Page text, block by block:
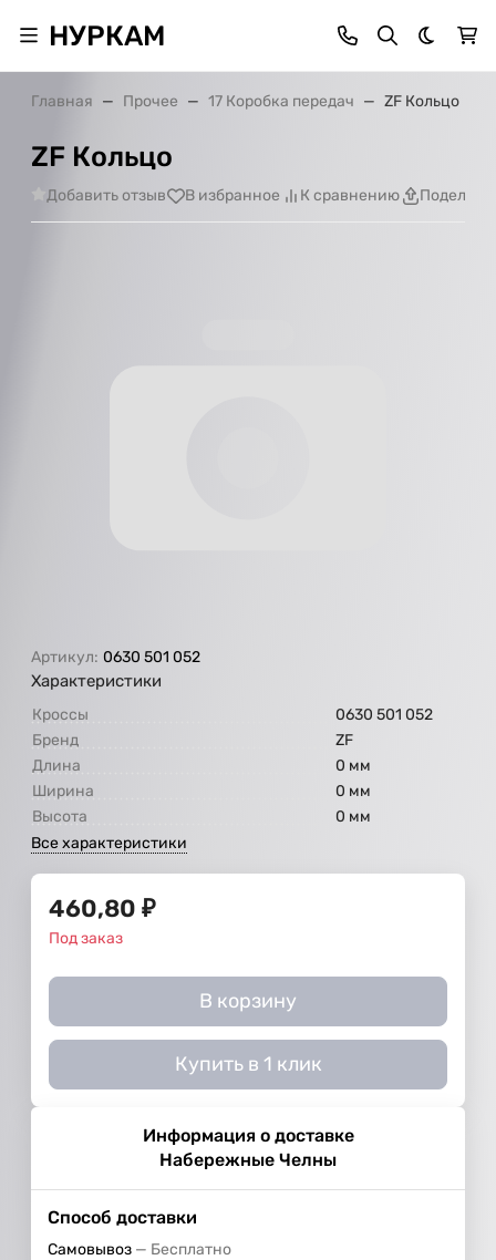
НУРКАМ Темная
Главная Прочее 17 Коробка передач ZF Кольцо
ZF Кольцо
Добавить отзыв В избранное К сравнению
Артикул: 0630 501 052
Характеристики
Кроссы
0630 501 052
Бренд
ZF
Длина
0 мм
Ширина
0 мм
Высота
0 мм
Все характеристики
460,80 ₽
Под заказ
В корзину
Купить в 1 клик
Информация о доставке
Набережные Челны
Способ доставки
Самовывоз Бесплатно